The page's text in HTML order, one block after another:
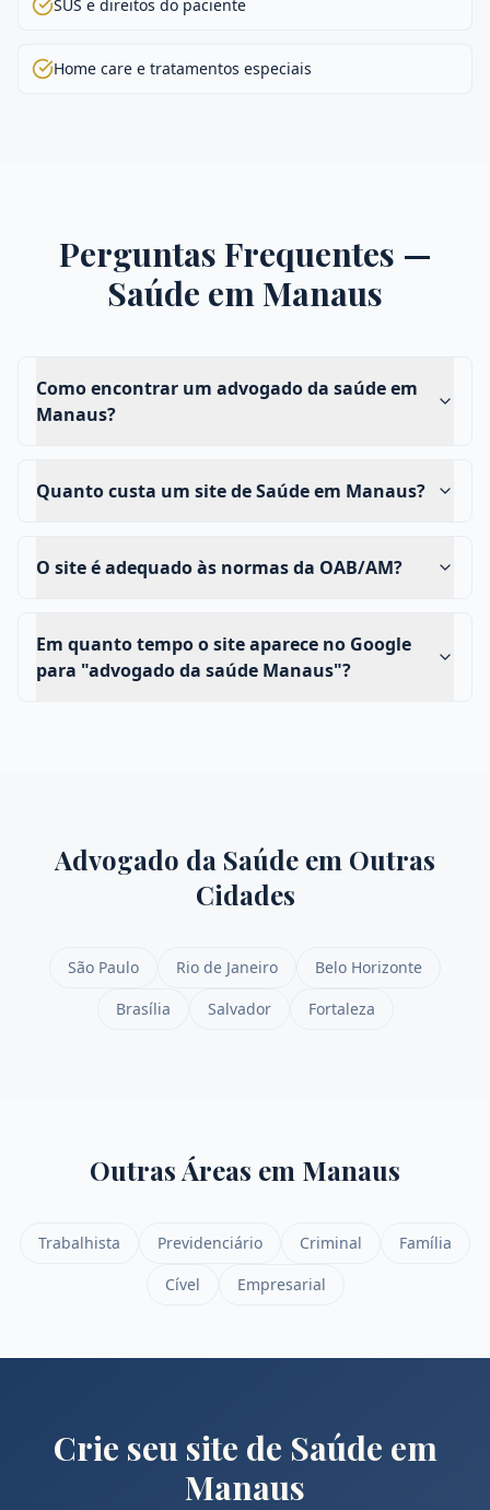
SUS e direitos do paciente
Home care e tratamentos especiais
Perguntas Frequentes —
Saúde emManaus
Como encontrar um advogado da saúde em
Manaus?
Quanto custa um site de Saúde em Manaus?
O site é adequado às normas da OAB/AM?
Em quanto tempo o site aparece no Google
para "advogado da saúde Manaus"?
Advogado da Saúde em Outras
Cidades
São Paulo Rio de Janeiro
Belo Horizonte
Brasília
Salvador Fortaleza
Outras Áreas em Manaus
Trabalhista Previdenciário Criminal
Família
Cível
Empresarial
Crie seu site de Saúde em
Manaus